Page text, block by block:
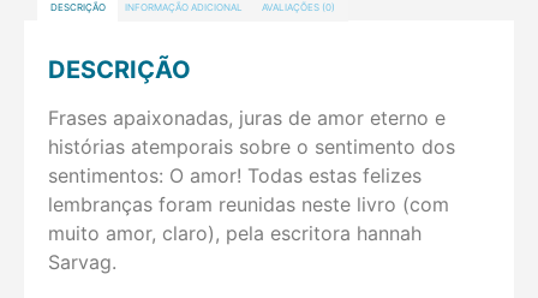
DESCRIÇÃO INFORMAÇÃO ADICIONAL AVALIAÇÕES (0)
DESCRIÇÃO
Frases apaixonadas, juras de amor eterno e
histórias atemporais sobre o sentimento dos
sentimentos: O amor! Todas estas felizes
lembranças foram reunidas neste livro (com
muito amor, claro), pela escritora hannah
Sarvag.